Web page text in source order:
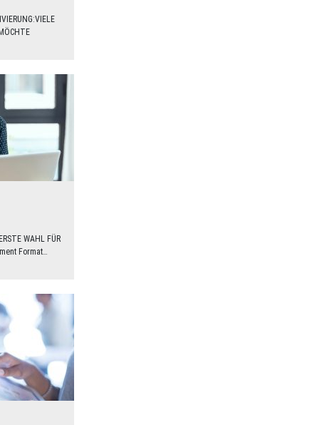
WAHL FÜR
Format…